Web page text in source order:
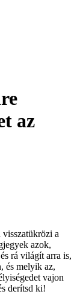
az
visszatükrözi a
azok,
rá világít arra is,
és melyik az,
vajon
derítsd ki!